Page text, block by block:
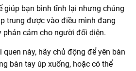
giúp bạn bình tĩnh lại nhưng chúng
trung được vào điều mình đang
phản cảm cho người đối diện.
này, hãy chủ động để yên bàn
bàn tay úp xuống, hoặc có thể